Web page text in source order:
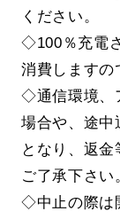
ください。
◇100％充電
消費しますの
◇通信環境、
場合や、途中
となり、返
ご了承下さい
◇中止の際は